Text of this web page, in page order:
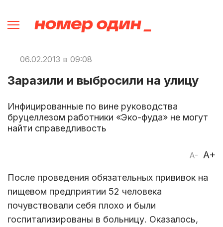
06.02.2013 в 09:08
Заразили и выбросили на улицу
Инфицированные по вине руководства
бруцеллезом работники «Эко-фуда» не могут
найти справедливость
A- A+
После проведения обязательных прививок на
пищевом предприятии 52 человека
почувствовали себя плохо и были
госпитализированы в больницу. Оказалось,